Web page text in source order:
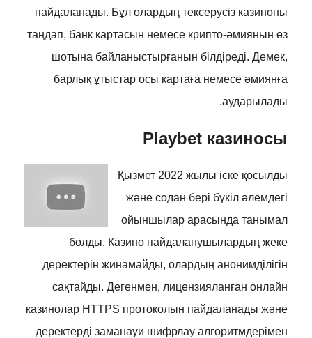
пайдаланады. Бұл олардың тексерусіз казиноны
таңдап, банк картасын немесе крипто-әмиянын өз
шотына байланыстырғанын білдіреді. Демек,
барлық ұтыстар осы картаға немесе әмиянға
аударылады.
Playbet казиносы
Қызмет 2022 жылы іске қосылды
және содан бері бүкіл әлемдегі
ойыншылар арасында танымал
болды. Казино пайдаланушылардың жеке
деректерін жинамайды, олардың анонимділігін
сақтайды. Дегенмен, лицензияланған онлайн
казинолар HTTPS протоколын пайдаланады және
деректерді заманауи шифрлау алгоритмдерімен